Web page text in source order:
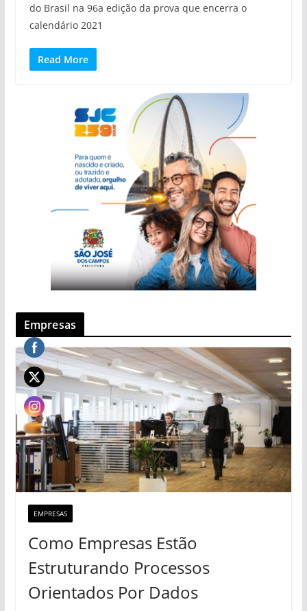
do Brasil na 96a edição da prova que encerra o
calendário 2021
Read More
Empresas
EMPRESAS
Como Empresas Estão
Estruturando Processos
Orientados Por Dados